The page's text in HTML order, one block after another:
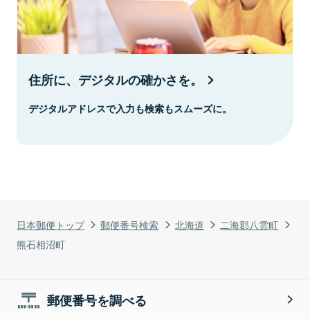
日本郵便トップ 郵便番号検索 北海道
二海郡八雲町
熊石相沼町
住所に、デジタルの確かさを。
デジタルアドレスで入力も検索もスムーズに。
郵便番号を調べる